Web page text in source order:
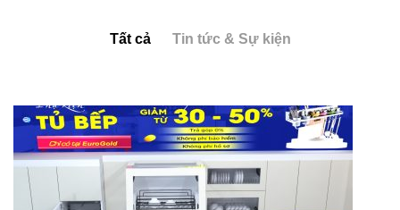
Tất cả Tin tức & Sự kiện